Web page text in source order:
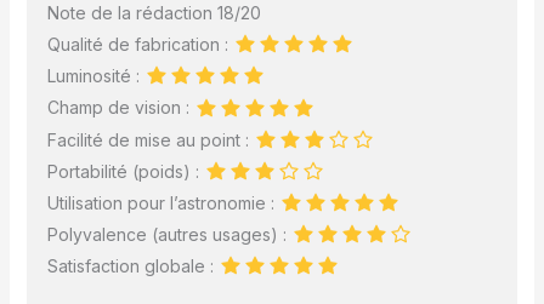
Note de la rédaction 18/20
Qualité de fabrication :
Luminosité :
Champ de vision :
Facilité de mise au point :
Portabilité (poids) :
Utilisation pour l’astronomie :
Polyvalence (autres usages) :
Satisfaction globale :